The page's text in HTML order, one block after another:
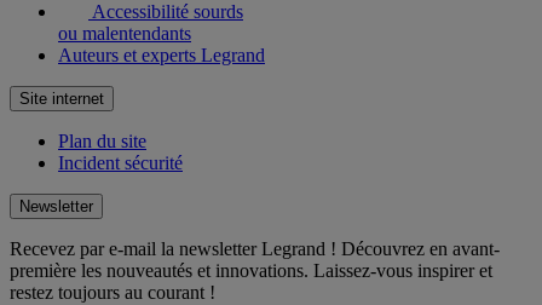
Accessibilité sourds
ou malentendants
Auteurs et experts Legrand
Site internet
Plan du site
Incident sécurité
Newsletter
Recevez par e-mail la newsletter Legrand ! Découvrez en avant-
première les nouveautés et innovations. Laissez-vous inspirer et
restez toujours au courant !